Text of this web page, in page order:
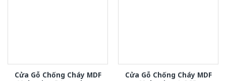
Cửa Gỗ Chống Cháy MDF
Cửa Gỗ Chống Cháy MDF